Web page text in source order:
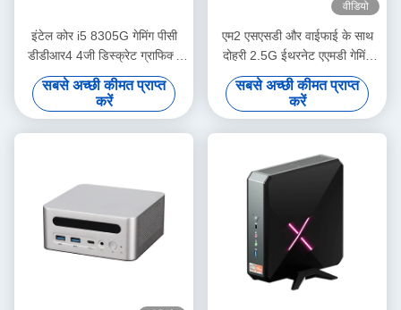
इंटेल कोर i5 8305G गेमिंग पीसी
डीडीआर4 4जी डिस्क्रेट ग्राफिक्स
के साथ
सबसे अच्छी कीमत प्राप्त
करें
वीडियो
एम2 एसएसडी और वाईफाई के साथ
दोहरी 2.5G ईथरनेट एएमडी गेमिंग
कंप्यूटर 4K एचडी डिस्प्ले का समर्थन
करता है
सबसे अच्छी कीमत प्राप्त
करें